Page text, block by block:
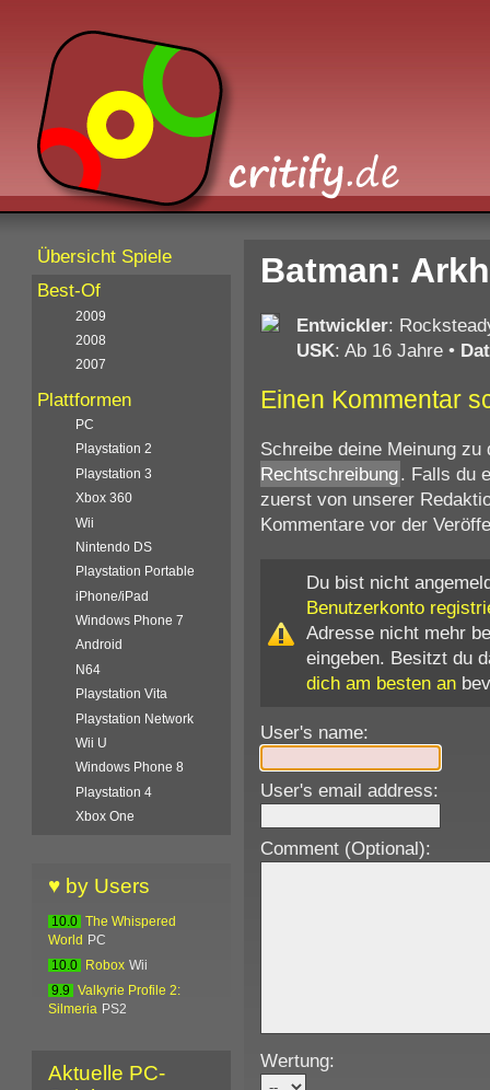
Batman:
Entwickler:
USK: Ab 16 Jahre•
Einen Kommentar
Schreibe deine Meinung
Rechtschreibung. Falls du
zuerst von unserer
Kommentare vor der
Du bist nicht
Benutzerkonto
Adresse nicht mehr
eingeben. Besitzt du
dich am besten an
User's name:
User's email address:
Comment (Optional):
Wertung:
Übersicht Spiele
Best-Of
2009
2008
2007
Plattformen
PC
Playstation 2
Playstation 3
Xbox 360
Wii
Nintendo DS
Playstation Portable
iPhone/iPad
Windows Phone 7
Android
N64
Playstation Vita
Playstation Network
Wii U
Windows Phone 8
Playstation 4
Xbox One
♥ by Users
10.0
The Whispered
World
PC
10.0
Robox Wii
9.9
Valkyrie Profile 2:
Silmeria PS2
Aktuelle PC-